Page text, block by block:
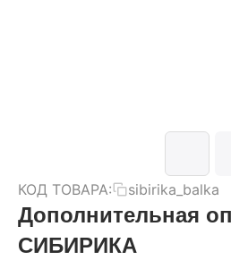
КОД ТОВАРА: sibirika_balka
Дополнительная
СИБИРИКА